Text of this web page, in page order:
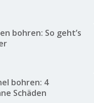
bohren: So geht’s
bohren: 4
Schäden